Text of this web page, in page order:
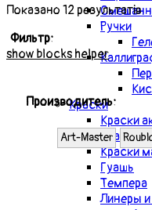
Ручки
Краски
Краски
Краски
Краски
Гуашь
Темпера
Линеры
Показано 12 результатів
Фильтр:
show blocks helper
Производитель:
Art-Master